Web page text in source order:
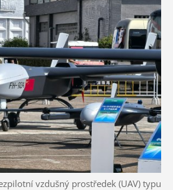
vzdušný prostředek (UAV) typu